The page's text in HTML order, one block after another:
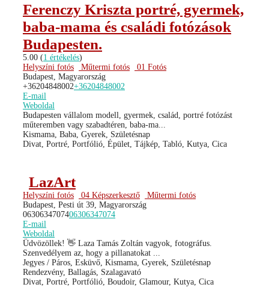
Ferenczy Kriszta portré, gyermek,
baba-mama és családi fotózások
Budapesten.
5.00 (1 értékelés)
Helyszíni fotós
Műtermi fotós
01 Fotós
Budapest, Magyarország
+36204848002+36204848002
E-mail
Weboldal
Budapesten vállalom modell, gyermek, család, portré fotózást
műteremben vagy szabadtéren, baba-ma...
Kismama, Baba, Gyerek, Születésnap
Divat, Portré, Portfólió, Épület, Tájkép, Tabló, Kutya, Cica
LazArt
Helyszíni fotós 04 Képszerkesztő
Műtermi fotós
Budapest, Pesti út 39, Magyarország
0630634707406306347074
E-mail
Weboldal
Üdvözöllek! 👋 Laza Tamás Zoltán vagyok, fotográfus.
Szenvedélyem az, hogy a pillanatokat ...
Jegyes / Páros, Esküvő, Kismama, Gyerek, Születésnap
Rendezvény, Ballagás, Szalagavató
Divat, Portré, Portfólió, Boudoir, Glamour, Kutya, Cica